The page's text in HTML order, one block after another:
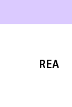
REA